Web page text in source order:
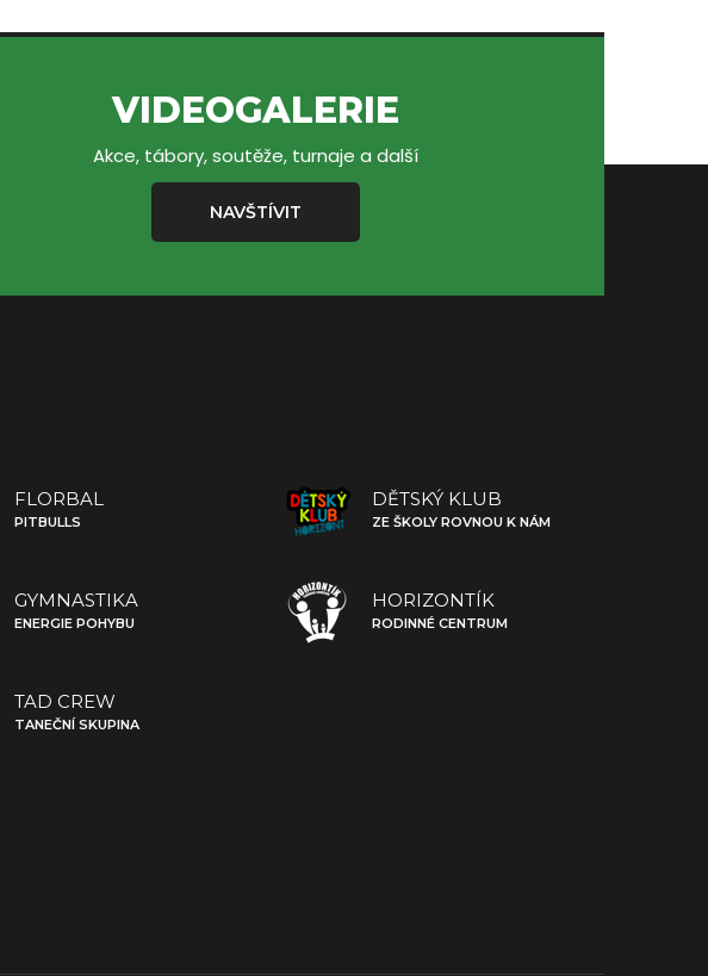
VIDEOGALERIE
Akce, tábory, soutěže, turnaje a další
NAVŠTÍVIT
FLORBAL
PITBULLS
GYMNASTIKA
ENERGIE POHYBU
TAD CREW
TANEČNÍ SKUPINA
DĚTSKÝ KLUB
ZE ŠKOLY ROVNOU K NÁM
HORIZONTÍK
RODINNÉ CENTRUM